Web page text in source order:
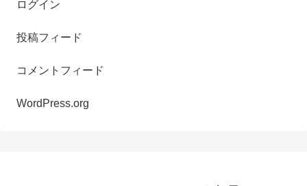
ログイン
投稿フィード
コメントフィード
WordPress.org